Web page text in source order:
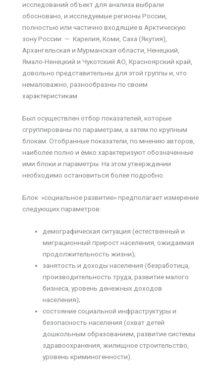
исследований объект для анализа выбрали
обосновано, и исследуемые регионы России,
полностью или частично входящие в Арктическую
зону России — Карелия, Коми, Саха (Якутия),
Архангельская и Мурманская области, Ненецкий,
Ямало-Ненецкий и Чукотский АО, Красноярский край,
довольно представительны для этой группы и, что
немаловажно, разнообразны по своим
характеристикам.
Был осуществлен отбор показателей, которые
сгруппированы по параметрам, а затем по крупным
блокам. Отобранные показатели, по мнению авторов,
наиболее полно и ёмко характеризуют обозначенные
ими блоки и параметры. На этом утверждении
необходимо остановиться более подробно.
Блок «социальное развитие» предполагает измерение
следующих параметров:
демографическая ситуация (естественный и
миграционный прирост населения, ожидаемая
продолжительность жизни);
занятость и доходы населения (безработица,
производительность труда, развитие малого
бизнеса, уровень денежных доходов
населения);
состояние социальной инфраструктуры и
безопасность населения (охват детей
дошкольным образованием, развитие системы
здравоохранения, жилищное строительство,
уровень криминогенности).